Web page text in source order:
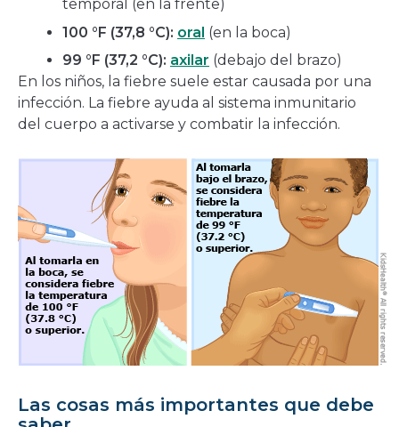
temporal (en la frente)
100 °F (37,8 °C): oral (en la boca)
99 °F (37,2 °C): axilar (debajo del brazo)
En los niños, la fiebre suele estar causada por una
infección. La fiebre ayuda al sistema inmunitario
del cuerpo a activarse y combatir la infección.
Las cosas más importantes que debe